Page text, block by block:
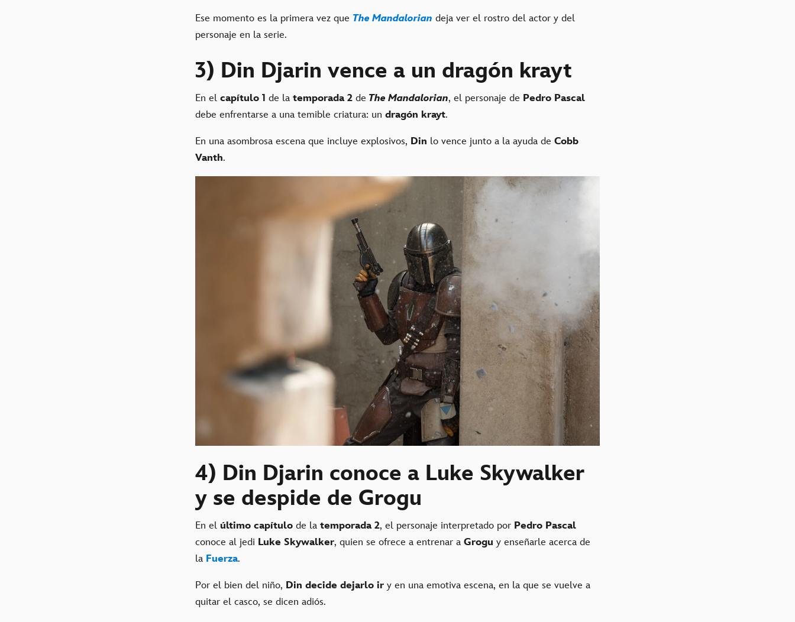
Ese momento es la primera vez que The Mandalorian deja ver el rostro del actor y del
personaje en la serie.
3) Din Djarin vence a un dragón krayt
En el capítulo 1 de la temporada 2 de The Mandalorian, el personaje de Pedro Pascal
debe enfrentarse a una temible criatura: un dragón krayt.
En una asombrosa escena que incluye explosivos, Din lo vence junto a la ayuda de Cobb
Vanth.
4) Din Djarin conoce a Luke Skywalker
y se despide de Grogu
En el último capítulo de la temporada 2, el personaje interpretado por Pedro Pascal
conoce al jedi Luke Skywalker, quien se ofrece a entrenar a Grogu y enseñarle acerca de
la Fuerza.
Por el bien del niño, Din decide dejarlo ir y en una emotiva escena, en la que se vuelve a
quitar el casco, se dicen adiós.